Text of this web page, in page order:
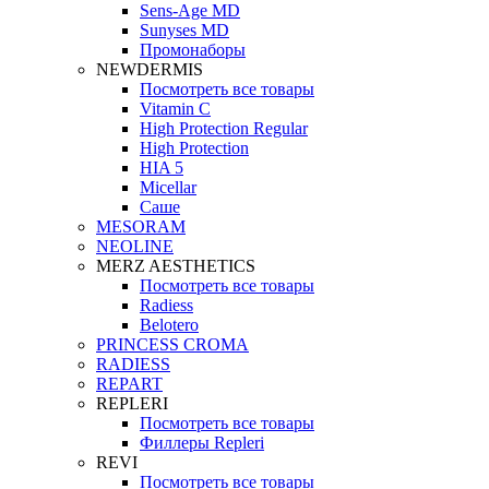
Sens-Age MD
Sunyses MD
Промонаборы
NEWDERMIS
Посмотреть все товары
Vitamin C
High Protection Regular
High Protection
HIA 5
Micellar
Саше
MESORAM
NEOLINE
MERZ AESTHETICS
Посмотреть все товары
Radiess
Belotero
PRINCESS CROMA
RADIESS
REPART
REPLERI
Посмотреть все товары
Филлеры Repleri
REVI
Посмотреть все товары